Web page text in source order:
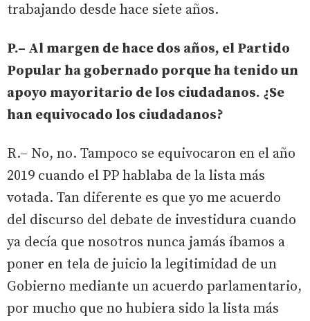
trabajando desde hace siete años.
P.– Al margen de hace dos años, el Partido
Popular ha gobernado porque ha tenido un
apoyo mayoritario de los ciudadanos. ¿Se
han equivocado los ciudadanos?
R.– No, no. Tampoco se equivocaron en el año
2019 cuando el PP hablaba de la lista más
votada. Tan diferente es que yo me acuerdo
del discurso del debate de investidura cuando
ya decía que nosotros nunca jamás íbamos a
poner en tela de juicio la legitimidad de un
Gobierno mediante un acuerdo parlamentario,
por mucho que no hubiera sido la lista más